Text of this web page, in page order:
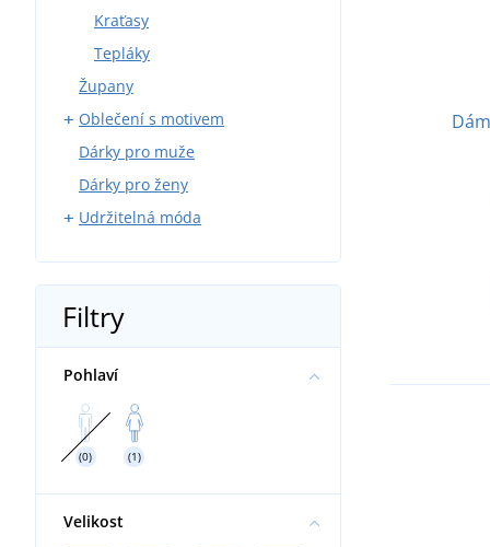
Kraťasy
Tepláky
Župany
Oblečení s motivem
Myslivci
Rybáři
Modeláři
Víno
Pivo
Příroda
Hasiči
Chovatelství
Vodáci
Dárky pro muže
Dárky pro ženy
Udržitelná móda
Mikiny
Kšiltovky a čepice
Sportovní oblečení
Dětské a kojenecké oblečení
Ručníky a osušky
Tašky a batohy
Filtry
Pohlaví
(0) (1)
Velikost